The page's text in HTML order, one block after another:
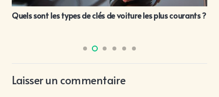
Quels sont les types de clés de voiture les plus courants ?
Laisser un commentaire